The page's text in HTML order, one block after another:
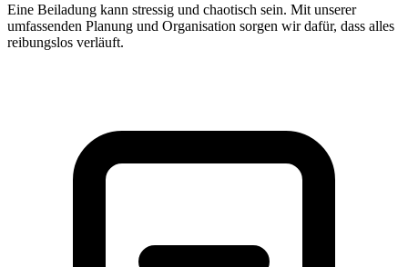
Eine Beiladung kann stressig und chaotisch sein. Mit unserer
umfassenden Planung und Organisation sorgen wir dafür, dass alles
reibungslos verläuft.